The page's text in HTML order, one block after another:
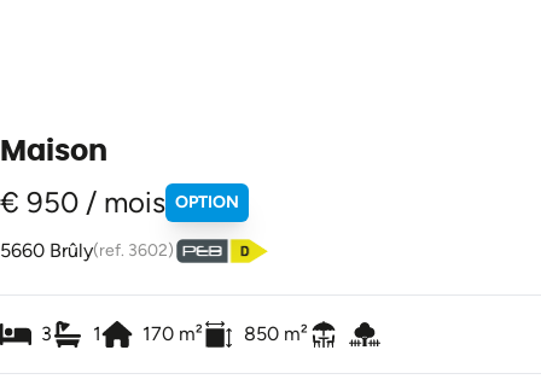
Maison
€ 950 / mois OPTION
5660 Brûly(ref. 3602)
3 1 170 m² 850 m²